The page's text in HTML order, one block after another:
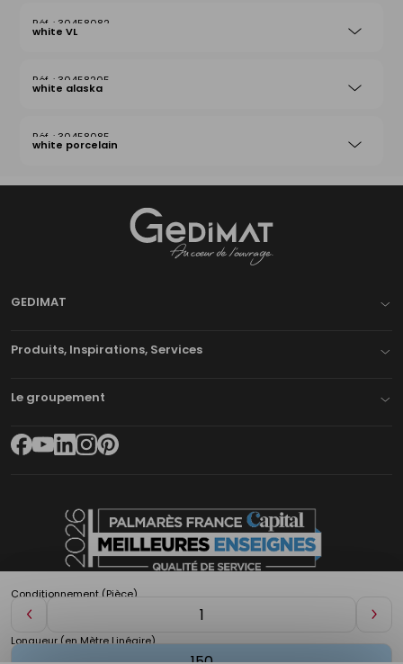
Conditionnement (Pièce)
Diminuer
de
Longueur (en Mètre Linéaire)
30458082
white VL
30458205
white alaska
30458085
white porcelain
GEDIMAT
Produits, Inspirations, Services
Le groupement